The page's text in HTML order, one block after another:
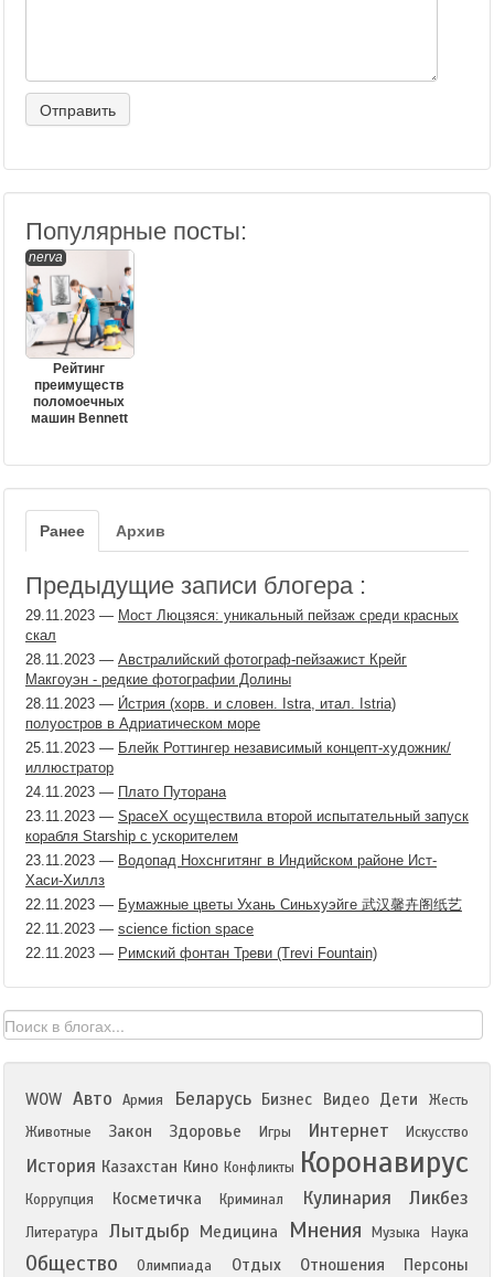
Популярные посты:
nerva
Рейтинг
преимуществ
поломоечных
машин Bennett
Ранее Архив
Предыдущие записи блогера :
29.11.2023 — Мост Люцзяся: уникальный пейзаж среди красных
скал
28.11.2023 — Австралийский фотограф-пейзажист Крейг
Макгоуэн - редкие фотографии Долины
28.11.2023 — И́стрия (хорв. и словен. Istra, итал. Istria)
полуостров в Адриатическом море
25.11.2023 — Блейк Роттингер независимый концепт-художник/
иллюстратор
24.11.2023 — Плато Путорана
23.11.2023 — SpaceX осуществила второй испытательный запуск
корабля Starship с ускорителем
23.11.2023 — Водопад Нохснгитянг в Индийском районе Ист-
Хаси-Хиллз
22.11.2023 — Бумажные цветы Ухань Синьхуэйге 武汉馨卉阁纸艺
22.11.2023 — science fiction space
22.11.2023 — Римский фонтан Треви (Trevi Fountain)
WOW Авто Армия Беларусь Бизнес Видео Дети
Жесть
Животные
Закон Здоровье Игры Интернет Искусство
История Казахстан Кино Конфликты Коронавирус
Коррупция Косметичка Криминал Кулинария Ликбез
Литература Лытдыбр Медицина Мнения Музыка Наука
Общество Олимпиада Отдых Отношения Персоны